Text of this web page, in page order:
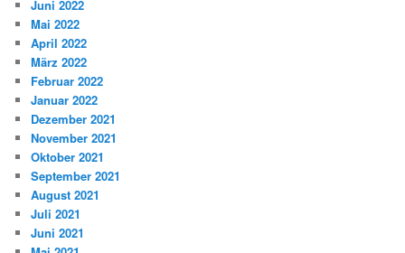
Juni 2022
Mai 2022
April 2022
März 2022
Februar 2022
Januar 2022
Dezember 2021
November 2021
Oktober 2021
September 2021
August 2021
Juli 2021
Juni 2021